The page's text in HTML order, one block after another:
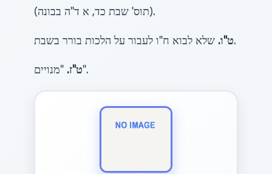
(תוס' שבת כד, א ד"ה בבונה).
ט"ו.שלא לבוא ח"ו לעבור על הלכות בורר בשבת.
ט"ז."מנויים".